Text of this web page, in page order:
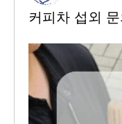
커피차 섭외